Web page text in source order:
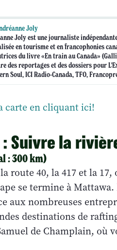
Joly
Joly est une journaliste
en tourisme et en francophonies
du livre «En train au Canada»
des reportages et des dossiers pour
Soul, ICI Radio-Canada, TFO,
carte en cliquant ici!
: Suivre la
: 300 km)
route 40, la 417 et la
se termine à
aux nombreuses
destinations de
de Champlain, où